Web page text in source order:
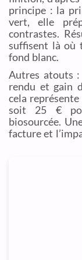
principe : la
vert, elle
contrastes.
suffisent là où
fond blanc.
Autres atouts :
rendu et gain
cela
soit 25 €
biosourcée.
facture et